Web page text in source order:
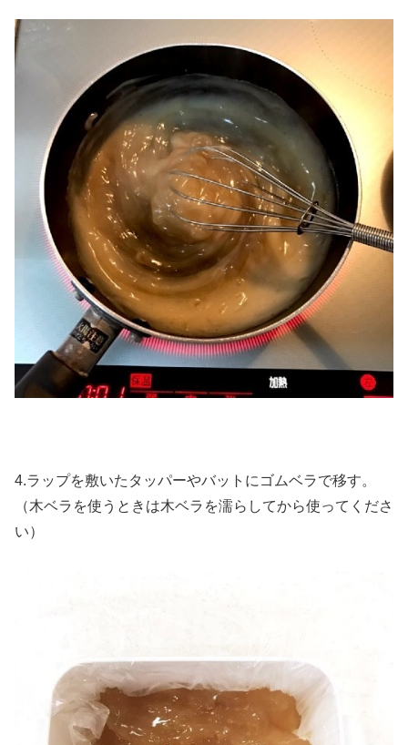
4.ラップを敷いたタッパーやバットにゴムベラで移す。
（木ベラを使うときは木ベラを濡らしてから使ってくださ
い）